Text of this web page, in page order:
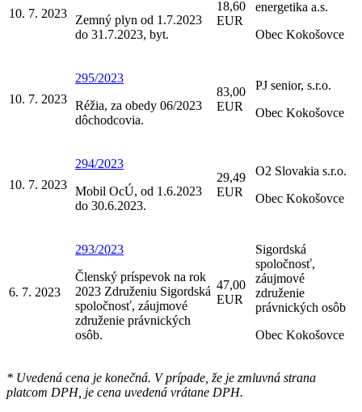
10. 7. 2023
Zemný plyn od 1.7.2023
do 31.7.2023, byt.
18,60
EUR
energetika a.s.
Obec Kokošovce
10. 7. 2023
295/2023
Réžia, za obedy 06/2023
dôchodcovia.
83,00
EUR
PJ senior, s.r.o.
Obec Kokošovce
10. 7. 2023
294/2023
Mobil OcÚ, od 1.6.2023
do 30.6.2023.
29,49
EUR
O2 Slovakia s.r.o.
Obec Kokošovce
6. 7. 2023
293/2023
Členský príspevok na rok
2023 Združeniu Sigordská
spoločnosť, záujmové
združenie právnických
osôb.
47,00
EUR
Sigordská
spoločnosť,
záujmové
združenie
právnických osôb
Obec Kokošovce
* Uvedená cena je konečná. V prípade, že je zmluvná strana
platcom DPH, je cena uvedená vrátane DPH.